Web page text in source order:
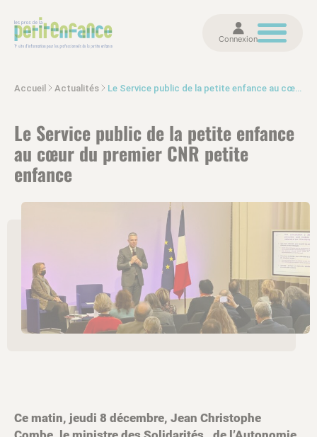
Connexion
Accueil Actualités Le Service public de la petite enfance au cœur du premier CNR petite enfance
Le Service public de la petite enfance
au cœur du premier CNR petite
enfance
Ce matin, jeudi 8 décembre, Jean Christophe